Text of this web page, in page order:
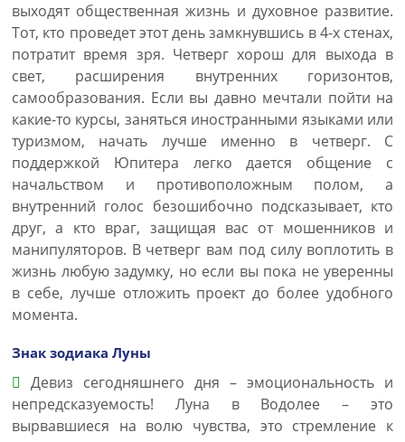
выходят общественная жизнь и духовное развитие.
Тот, кто проведет этот день замкнувшись в 4-х стенах,
потратит время зря. Четверг хорош для выхода в
свет, расширения внутренних горизонтов,
самообразования. Если вы давно мечтали пойти на
какие-то курсы, заняться иностранными языками или
туризмом, начать лучше именно в четверг. С
поддержкой Юпитера легко дается общение с
начальством и противоположным полом, а
внутренний голос безошибочно подсказывает, кто
друг, а кто враг, защищая вас от мошенников и
манипуляторов. В четверг вам под силу воплотить в
жизнь любую задумку, но если вы пока не уверенны
в себе, лучше отложить проект до более удобного
момента.
Знак зодиака Луны
Девиз сегодняшнего дня – эмоциональность и
непредсказуемость! Луна в Водолее – это
вырвавшиеся на волю чувства, это стремление к